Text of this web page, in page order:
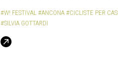
#W! FESTIVAL #ANCONA #CICLISTE PER
#SILVIA GOTTARDI